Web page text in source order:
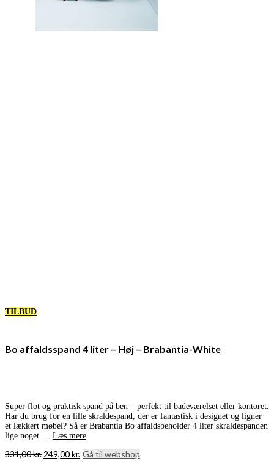
TILBUD
Bo affaldsspand 4 liter – Høj – Brabantia-White
Super flot og praktisk spand på ben – perfekt til badeværelset eller kontoret.
Har du brug for en lille skraldespand, der er fantastisk i designet og ligner
et lækkert møbel? Så er Brabantia Bo affaldsbeholder 4 liter skraldespanden
lige noget … Læs mere
331,00kr. Den
249,00kr. Den
Gå til webshop